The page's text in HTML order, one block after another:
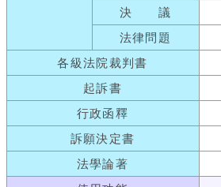
決 議
法律問題
各級法院裁判書
起訴書
行政函釋
訴願決定書
法學論著